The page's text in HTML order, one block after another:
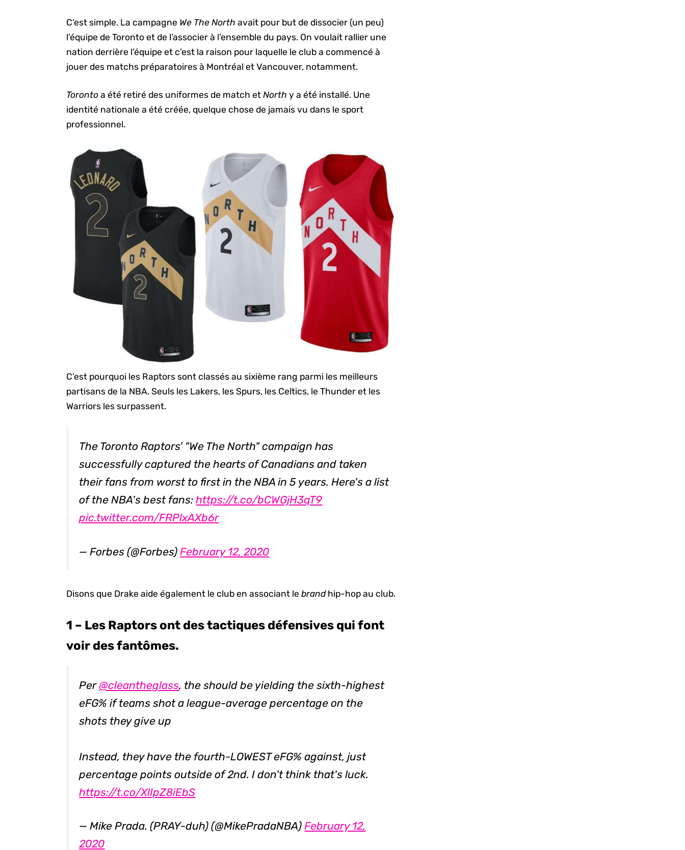
C’est simple. La campagne We The Northavait pour but de dissocier (un peu)
l’équipe de Toronto et de l’associer à l’ensemble du pays. On voulait rallier une
nation derrière l’équipe et c’est la raison pour laquelle le club a commencé à
jouer des matchs préparatoires à Montréal et Vancouver, notamment.
Torontoa été retiré des uniformes de match etNorthy a été installé. Une
identité nationale a été créée, quelque chose de jamais vu dans le sport
professionnel.
C’est pourquoi les Raptors sont classés au sixième rang parmi les meilleurs
partisans de la NBA. Seuls les Lakers, les Spurs, les Celtics, le Thunder et les
Warriors les surpassent.
The Toronto Raptors' "We The North" campaign has
successfully captured the hearts of Canadians and taken
their fans from worst to first in the NBA in 5 years. Here's a list
of the NBA's best fans:https://t.co/bCWGjH3qT9
pic.twitter.com/FRPlxAXb6r
— Forbes (@Forbes)February 12, 2020
Disons que Drake aide également le club en associant lebrand hip-hop au club.
1 – Les Raptors ont des tactiques défensives qui font
voir des fantômes.
Per @cleantheglass, the should be yielding the sixth-highest
eFG% if teams shot a league-average percentage on the
shots they give up
Instead, they have the fourth-LOWEST eFG% against, just
percentage points outside of 2nd. I don't think that's luck.
https://t.co/XlIpZ8iEbS
— Mike Prada. (PRAY-duh) (@MikePradaNBA)February 12,
2020